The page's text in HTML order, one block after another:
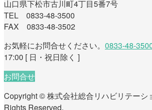
山口県下松市古川町4丁目5番7号
TEL 0833-48-3500
FAX 0833-48-3502
お気軽にお問合せください。 0833-48-
17:00 [ 日・祝日除く ]
お問合せ
Copyright © 株式会社総合リハビリテーシ
Rights Reserved.